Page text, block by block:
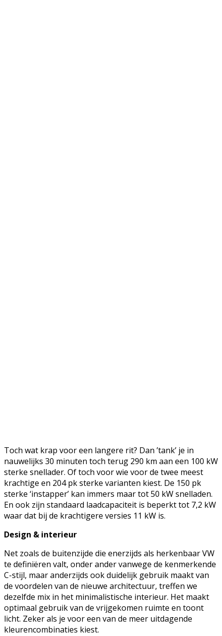
Toch wat krap voor een langere rit? Dan ’tank’ je in
nauwelijks 30 minuten toch terug 290 km aan een 100 kW
sterke snellader. Of toch voor wie voor de twee meest
krachtige en 204 pk sterke varianten kiest. De 150 pk
sterke ‘instapper’ kan immers maar tot 50 kW snelladen.
En ook zijn standaard laadcapaciteit is beperkt tot 7,2 kW
waar dat bij de krachtigere versies 11 kW is.
Design & interieur
Net zoals de buitenzijde die enerzijds als herkenbaar VW
te definiëren valt, onder ander vanwege de kenmerkende
C-stijl, maar anderzijds ook duidelijk gebruik maakt van
de voordelen van de nieuwe architectuur, treffen we
dezelfde mix in het minimalistische interieur. Het maakt
optimaal gebruik van de vrijgekomen ruimte en toont
licht. Zeker als je voor een van de meer uitdagende
kleurencombinaties kiest.